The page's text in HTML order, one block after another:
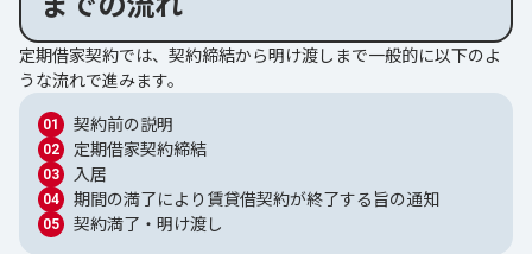
定期借家契約では、契約締結から明け渡しまで一般的に以下のよ
うな流れで進みます。
契約前の説明
定期借家契約締結
入居
期間の満了により賃貸借契約が終了する旨の通知
契約満了・明け渡し